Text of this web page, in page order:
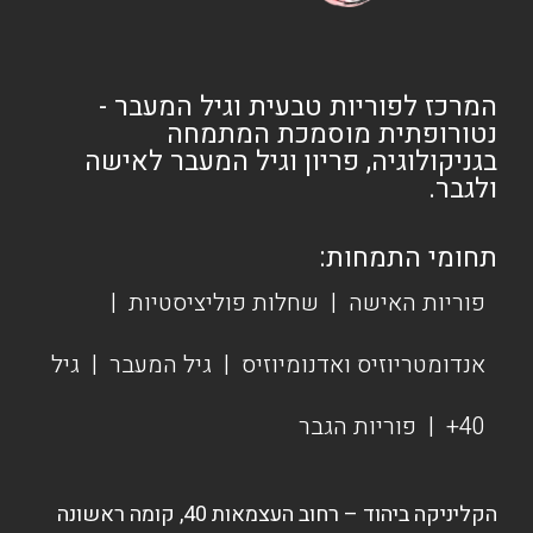
המרכז לפוריות טבעית וגיל המעבר -
נטורופתית מוסמכת המתמחה
בגניקולוגיה, פריון וגיל המעבר לאישה
ולגבר.
תחומי התמחות:
פוריות האישה | שחלות פוליציסטיות |
אנדומטריוזיס ואדנומיוזיס | גיל המעבר | גיל
40+
| פוריות הגבר
הקליניקה ביהוד – רחוב העצמאות 40, קומה ראשונה